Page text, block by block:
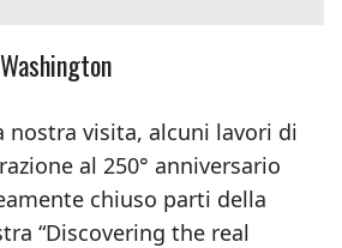
nostra visita, alcuni lavori di
al 250° anniversario
chiuso parti della
“Discovering the real